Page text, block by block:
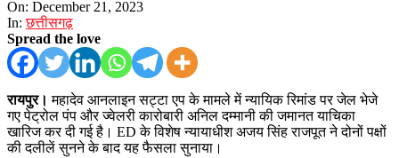
On: December 21, 2023
In: छत्तीसगढ़
Spread the love
रायपुर। महादेव आनलाइन सट्टा एप के मामले में न्यायिक रिमांड पर जेल भेजे
गए पेट्रोल पंप और ज्वेलरी कारोबारी अनिल दम्मानी की जमानत याचिका
खारिज कर दी गई है। ED के विशेष न्यायाधीश अजय सिंह राजपूत ने दोनों पक्षों
की दलीलें सुनने के बाद यह फैसला सुनाया।